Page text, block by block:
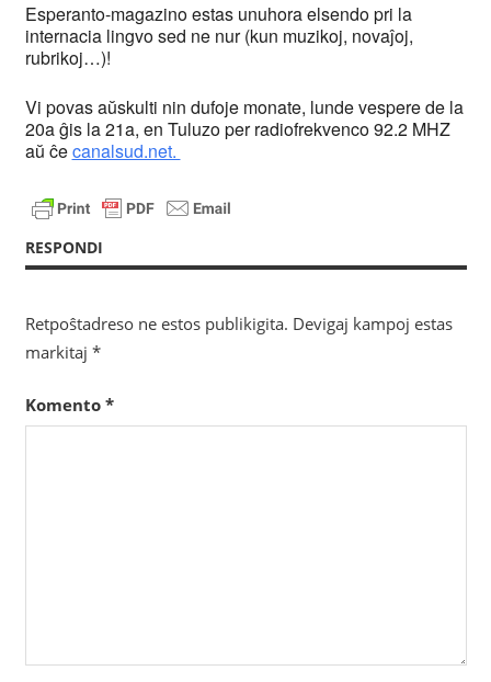
Esperanto-magazino estas unuhora elsendo pri la
internacia lingvo sed ne nur (kun muzikoj, novaĵoj,
rubrikoj…)!
Vi povas aŭskulti nin dufoje monate, lunde vespere de la
20a ĝis la 21a, en Tuluzo per radiofrekvenco 92.2 MHZ
aŭ ĉecanalsud.net.
RESPONDI
Retpoŝtadreso ne estos publikigita. Devigaj kampoj estas
markitaj *
Komento *